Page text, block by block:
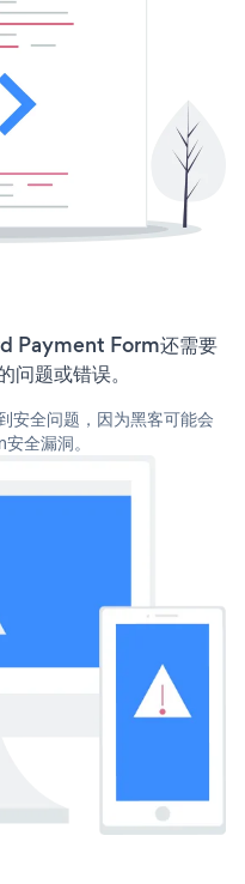
Payment Form还需要
题或错误。
安全问题，因为黑客可能会
全漏洞。